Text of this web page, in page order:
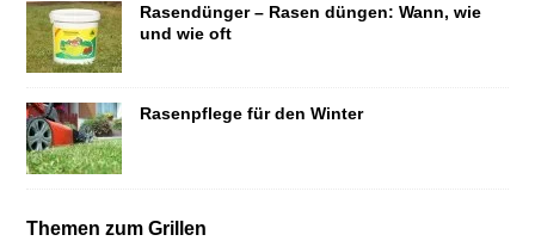
Rasendünger – Rasen düngen: Wann, wie
und wie oft
Rasenpflege für den Winter
Themen zum Grillen